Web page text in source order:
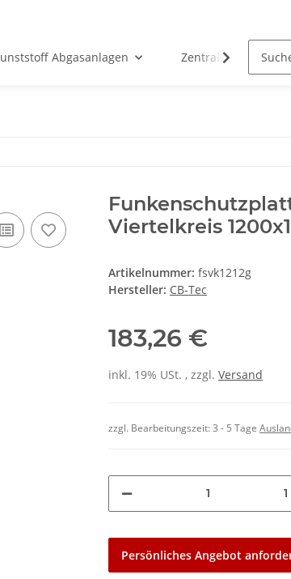
Abgasanlagen Zentralheizungen
Viertelkreis
Artikelnummer: fsvk1212g
Hersteller: CB-Tec
183,26 €
inkl. 19% USt. , zzgl. Versand
zzgl. Bearbeitungszeit:3 - 5 Tage
1
Persönliches Angebot